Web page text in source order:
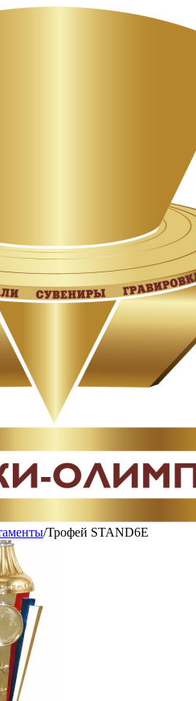
/Трофей STAND6E